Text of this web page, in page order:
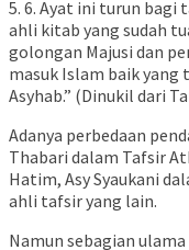
5. 6. Ayat ini turun bagi
ahli kitab yang sudah
golongan Majusi dan
masuk Islam baik yang
Asyhab.” (Dinukil dari
Adanya perbedaan
Thabari dalam Tafsir
Hatim, Asy Syaukani
ahli tafsir yang lain.
Namun sebagian